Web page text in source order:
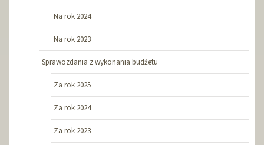
Na rok 2024
Na rok 2023
Sprawozdania z wykonania budżetu
Za rok 2025
Za rok 2024
Za rok 2023